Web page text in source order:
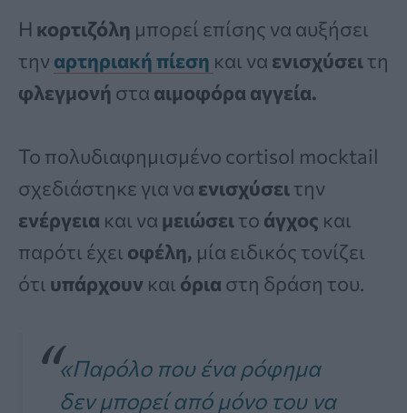
Η κορτιζόλη μπορεί επίσης να αυξήσει
την αρτηριακή πίεση και να ενισχύσειτη
φλεγμονή στα αιμοφόρα αγγεία.
Το πολυδιαφημισμένο cortisol mocktail
σχεδιάστηκε για να ενισχύσειτην
ενέργεια και να μειώσειτο άγχος και
παρότι έχει οφέλη, μία ειδικός τονίζει
ότι υπάρχουν και όρια στη δράση του.
«Παρόλο που ένα ρόφημα
δεν μπορεί από μόνο του να